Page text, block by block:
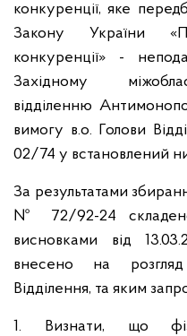
конкуренції, яке
Закону України
конкуренції» -
Західному
відділенню
вимогу в.о. Голови
02/74 у встановлений
За результатами
№ 72/92-24
висновками від
внесено на розгляд
Відділення, та яким
1. Визнати, що